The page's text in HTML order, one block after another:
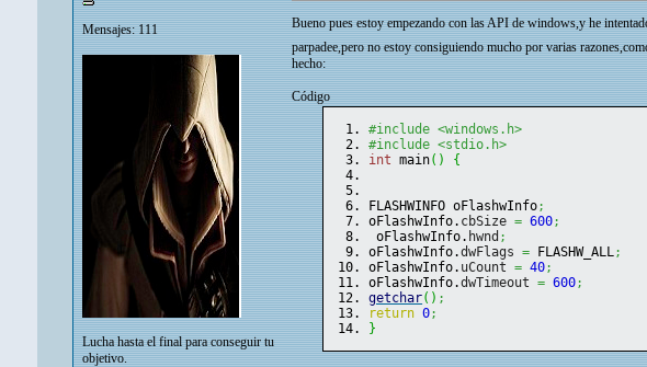
Mensajes: 111
Lucha hasta el final para conseguir tu
objetivo.
Bueno pues estoy empezando con las API de windows,y he
parpadee,pero no estoy consiguiendo mucho por varias
hecho:
Código
#include <windows.h>
#include <stdio.h>
int main( ) {
FLASHWINFO oFlashwInfo;
oFlashwInfo. cbSize = 600;
oFlashwInfo. hwnd ;
oFlashwInfo.dwFlags = FLASHW_ALL;
oFlashwInfo. uCount = 40;
oFlashwInfo.dwTimeout = 600;
getchar( ) ;
return 0;
}